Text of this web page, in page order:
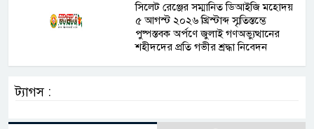
সিলেট রেঞ্জের সম্মানিত ডিআইজি মহোদয়
৫ আগস্ট ২০২৬ খ্রিস্টাব্দ স্মৃতিস্তম্ভে
পুষ্পস্তবক অর্পণে জুলাই গণঅভ্যুত্থানের
শহীদদের প্রতি গভীর শ্রদ্ধা নিবেদন
ট্যাগস :